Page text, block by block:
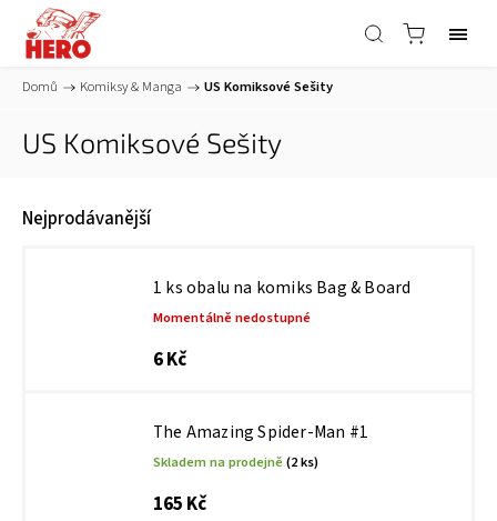
Domů / Komiksy & Manga / US Komiksové Sešity
US Komiksové Sešity
Nejprodávanější
1 ks obalu na komiks Bag & Board
Momentálně nedostupné
6 Kč
The Amazing Spider-Man #1
Skladem na prodejně(2 ks)
165 Kč